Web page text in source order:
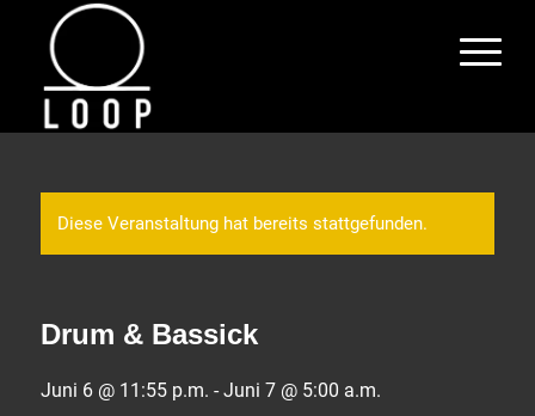
Diese Veranstaltung hat bereits stattgefunden.
Drum & Bassick
Juni 6 @ 11:55 p.m. - Juni 7 @ 5:00 a.m.